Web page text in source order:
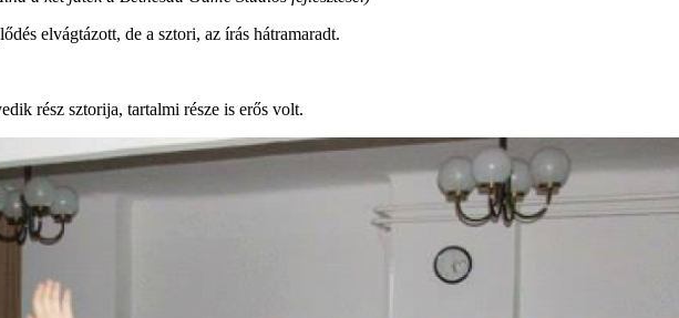
elvágtázott, de a sztori, az írás hátramaradt.
rész sztorija, tartalmi része is erős volt.